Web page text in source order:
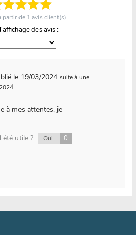
partir de 1 avis client(s)
des avis :
le 19/03/2024 suite à une
à mes attentes, je
été utile ?
Oui 0